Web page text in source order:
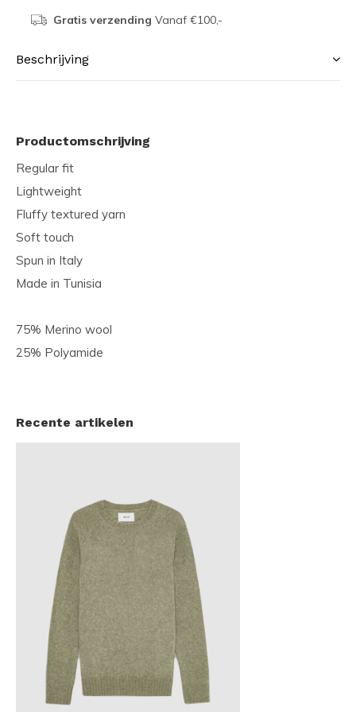
Gratis verzending Vanaf €100,-
Beschrijving
Productomschrijving
Regular fit
Lightweight
Fluffy textured yarn
Soft touch
Spun in Italy
Made in Tunisia
75% Merino wool
25% Polyamide
Recente artikelen